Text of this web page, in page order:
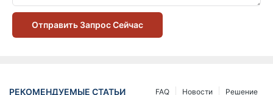
Отправить Запрос Сейчас
РЕКОМЕНДУЕМЫЕ СТАТЬИ Решение
Новости
FAQ